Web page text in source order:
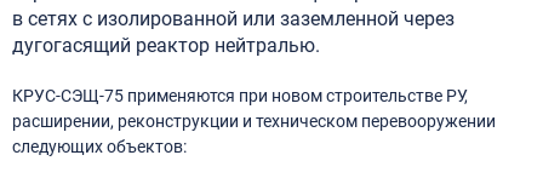
в сетях с изолированной или заземленной через
дугогасящий реактор нейтралью.
КРУС-СЭЩ-75 применяются при новом строительстве РУ,
расширении, реконструкции и техническом перевооружении
следующих объектов: